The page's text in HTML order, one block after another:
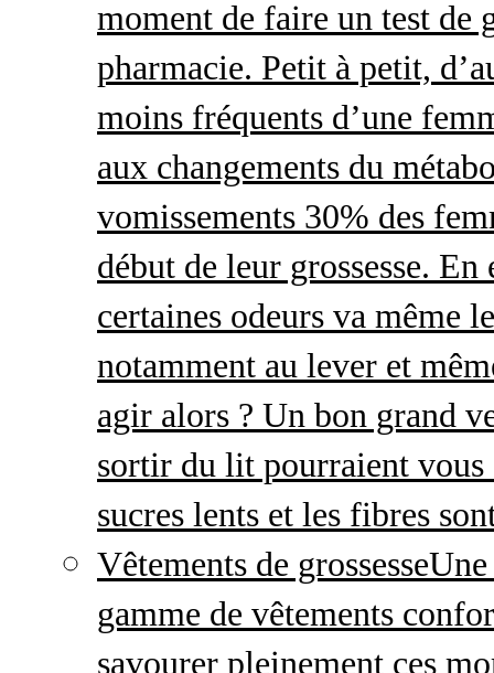
moment de faire un test de
pharmacie. Petit à petit,
moins fréquents d’une
aux changements du
vomissements 30% des
début de leur grossesse.
certaines odeurs va même
notamment au lever et
agir alors ? Un bon grand
sortir du lit pourraient vous
sucres lents et les fibres
Vêtements de grossesseUne
gamme de vêtements
savourer pleinement ces